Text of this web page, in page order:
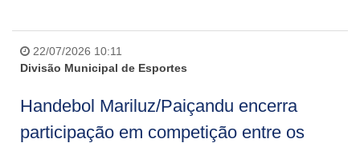
22/07/2026 10:11
Divisão Municipal de Esportes
Handebol Mariluz/Paiçandu encerra
participação em competição entre os